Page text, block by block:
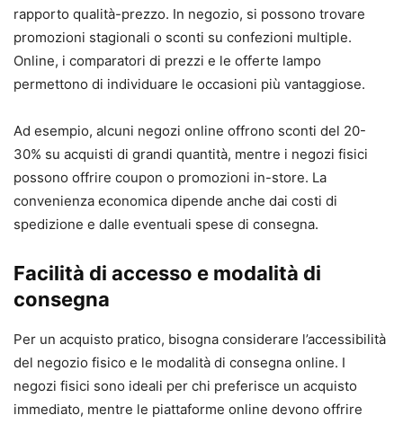
rapporto qualità-prezzo. In negozio, si possono trovare
promozioni stagionali o sconti su confezioni multiple.
Online, i comparatori di prezzi e le offerte lampo
permettono di individuare le occasioni più vantaggiose.
Ad esempio, alcuni negozi online offrono sconti del 20-
30% su acquisti di grandi quantità, mentre i negozi fisici
possono offrire coupon o promozioni in-store. La
convenienza economica dipende anche dai costi di
spedizione e dalle eventuali spese di consegna.
Facilità di accesso e modalità di
consegna
Per un acquisto pratico, bisogna considerare l’accessibilità
del negozio fisico e le modalità di consegna online. I
negozi fisici sono ideali per chi preferisce un acquisto
immediato, mentre le piattaforme online devono offrire